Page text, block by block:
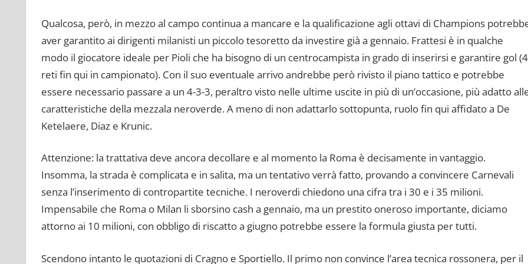
Qualcosa, però, in mezzo al campo continua a mancare e la qualificazione agli ottavi di Champions
aver garantito ai dirigenti milanisti un piccolo tesoretto da investire già a gennaio. Frattesi è in qualche
modo il giocatore ideale per Pioli che ha bisogno di un centrocampista in grado di inserirsi e garantire gol (4
reti fin qui in campionato). Con il suo eventuale arrivo andrebbe però rivisto il piano tattico e potrebbe
essere necessario passare a un 4-3-3, peraltro visto nelle ultime uscite in più di un’occasione, più adatto
caratteristiche della mezzala neroverde. A meno di non adattarlo sottopunta, ruolo fin qui affidato a De
Ketelaere, Diaz e Krunic.
Attenzione: la trattativa deve ancora decollare e al momento la Roma è decisamente in vantaggio.
Insomma, la strada è complicata e in salita, ma un tentativo verrà fatto, provando a convincere Carnevali
senza l’inserimento di contropartite tecniche. I neroverdi chiedono una cifra tra i 30 e i 35 milioni.
Impensabile che Roma o Milan li sborsino cash a gennaio, ma un prestito oneroso importante, diciamo
attorno ai 10 milioni, con obbligo di riscatto a giugno potrebbe essere la formula giusta per tutti.
Scendono intanto le quotazioni di Cragno e Sportiello. Il primo non convince l’area tecnica rossonera, per il